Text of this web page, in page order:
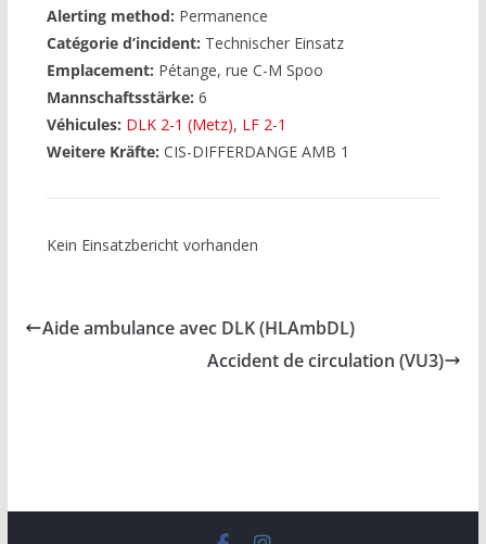
Alerting method: Permanence
Catégorie d’incident: Technischer Einsatz
Emplacement: Pétange, rue C-M Spoo
Mannschaftsstärke: 6
Véhicules: DLK 2-1 (Metz), LF 2-1
Weitere Kräfte: CIS-DIFFERDANGE AMB 1
Kein Einsatzbericht vorhanden
Aide ambulance avec DLK (HLAmbDL)
Accident de circulation (VU3)